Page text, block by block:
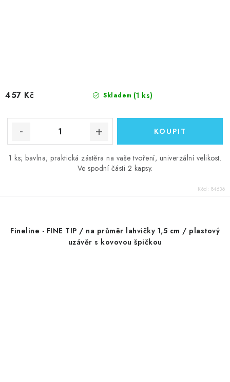
Skladem (1 ks)
457 Kč
1 ks; bavlna; praktická zástěra na vaše tvoření, univerzální velikost.
Ve spodní části 2 kapsy.
Kód: 84636
Fineline - FINE TIP / na průměr lahvičky 1,5 cm / plastový
uzávěr s kovovou špičkou